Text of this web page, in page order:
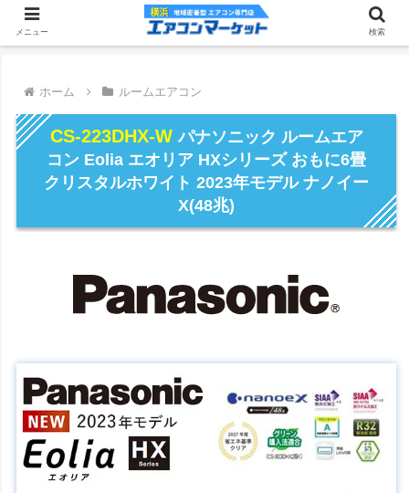
ホーム ルームエアコン
CS-223DHX-Wパナソニック ルームエア
コン Eolia エオリア HXシリーズ おもに6畳
クリスタルホワイト 2023年モデル ナノイー
X(48兆)
メニュー 検索